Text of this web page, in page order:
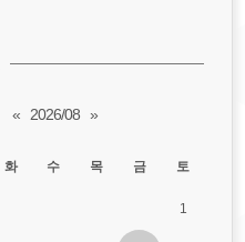
« 2026/08 »
화 수 목 금 토
1